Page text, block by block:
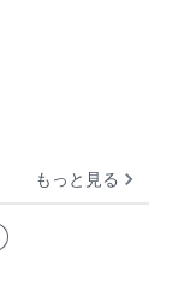
もっと見る